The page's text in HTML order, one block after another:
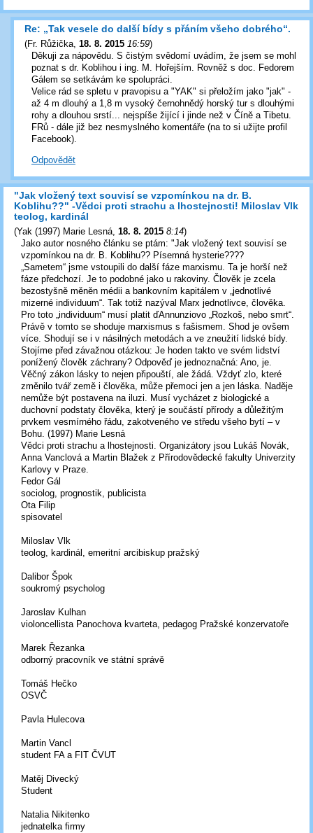
Re: „Tak vesele do další bídy s přáním všeho dobrého“.
(Fr. Růžička, 18. 8. 2015 16:59)
Děkuji za nápovědu. S čistým svědomí uvádím, že jsem se mohl
poznat s dr. Koblihou i ing. M. Hořejším. Rovněž s doc. Fedorem
Gálem se setkávám ke spolupráci.
Velice rád se spletu v pravopisu a "YAK" si přeložím jako "jak" -
až 4 m dlouhý a 1,8 m vysoký černohnědý horský tur s dlouhými
rohy a dlouhou srstí... nejspíše žijící i jinde než v Číně a Tibetu.
FRů - dále již bez nesmyslného komentáře (na to si užijte profil
Facebook).
Odpovědět
"Jak vložený text souvisí se vzpomínkou na dr. B.
Koblihu??" -Vědci proti strachu a lhostejnosti! Miloslav Vlk
teolog, kardinál
(Yak (1997) Marie Lesná, 18. 8. 2015 8:14)
Jako autor nosného článku se ptám: "Jak vložený text souvisí se
vzpomínkou na dr. B. Koblihu?? Písemná hysterie????
„Sametem“ jsme vstoupili do další fáze marxismu. Ta je horší než
fáze předchozí. Je to podobné jako u rakoviny. Člověk je zcela
bezostyšně měněn médii a bankovním kapitálem v „jednotlivé
mizerné individuum“. Tak totiž nazýval Marx jednotlivce, člověka.
Pro toto „individuum“ musí platit ďAnnunziovo „Rozkoš, nebo smrt“.
Právě v tomto se shoduje marxismus s fašismem. Shod je ovšem
více. Shodují se i v násilných metodách a ve zneužití lidské bídy.
Stojíme před závažnou otázkou: Je hoden takto ve svém lidství
ponížený člověk záchrany? Odpověď je jednoznačná: Ano, je.
Věčný zákon lásky to nejen připouští, ale žádá. Vždyť zlo, které
změnilo tvář země i člověka, může přemoci jen a jen láska. Naděje
nemůže být postavena na iluzi. Musí vycházet z biologické a
duchovní podstaty člověka, který je součástí přírody a důležitým
prvkem vesmírného řádu, zakotveného ve středu všeho bytí – v
Bohu. (1997) Marie Lesná
Vědci proti strachu a lhostejnosti. Organizátory jsou Lukáš Novák,
Anna Vanclová a Martin Blažek z Přírodovědecké fakulty Univerzity
Karlovy v Praze.
Fedor Gál
sociolog, prognostik, publicista
Ota Filip
spisovatel
Miloslav Vlk
teolog, kardinál, emeritní arcibiskup pražský
Dalibor Špok
soukromý psycholog
Jaroslav Kulhan
violoncellista Panochova kvarteta, pedagog Pražské konzervatoře
Marek Řezanka
odborný pracovník ve státní správě
Tomáš Hečko
OSVČ
Pavla Hulecova
Martin Vancl
student FA a FIT ČVUT
Matěj Divecký
Student
Natalia Nikitenko
jednatelka firmy